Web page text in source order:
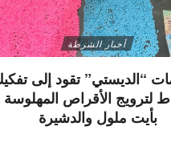
أخبار الشرطة
“الديستي” تقود إلى
لترويج الأقراص المهلوسة
بأيت ملول والدشيرة